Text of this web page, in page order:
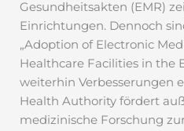
Gesundheitsakten (EMR)
Einrichtungen. Dennoch
„Adoption of Electronic
Healthcare Facilities in the
weiterhin Verbesserungen
Health Authority fördert
medizinische Forschung